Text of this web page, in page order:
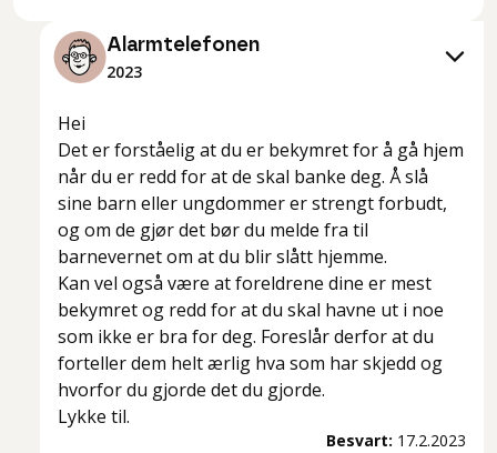
Alarmtelefonen
2023
Hei
Det er forståelig at du er bekymret for å gå hjem
når du er redd for at de skal banke deg. Å slå
sine barn eller ungdommer er strengt forbudt,
og om de gjør det bør du melde fra til
barnevernet om at du blir slått hjemme.
Kan vel også være at foreldrene dine er mest
bekymret og redd for at du skal havne ut i noe
som ikke er bra for deg. Foreslår derfor at du
forteller dem helt ærlig hva som har skjedd og
hvorfor du gjorde det du gjorde.
Lykke til.
Besvart: 17.2.2023